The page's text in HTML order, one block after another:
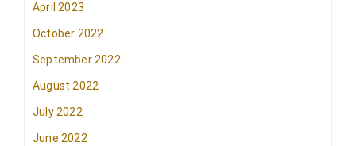
April 2023
October 2022
September 2022
August 2022
July 2022
June 2022